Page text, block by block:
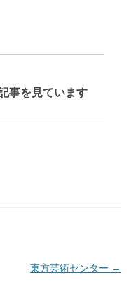
事を見ています
東方芸術センター →